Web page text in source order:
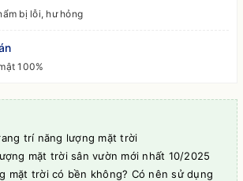
bị lỗi, hư hỏng
100%
trí năng lượng mặt trời
mặt trời sân vườn mới nhất 10/2025
mặt trời có bền không? Có nên sử dụng